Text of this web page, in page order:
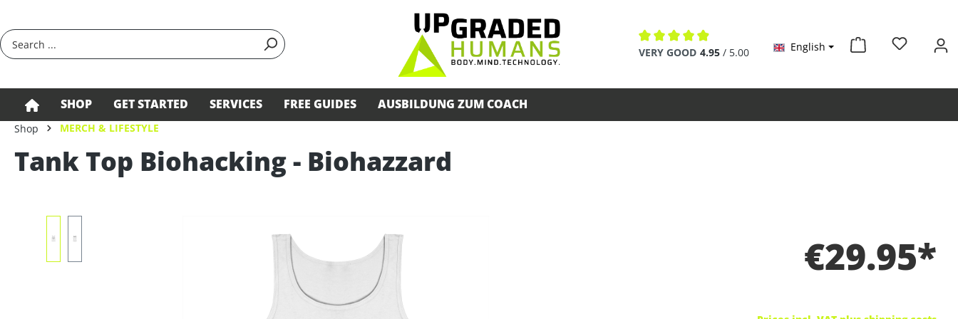
Average rating of 4.9 out of 5 stars
VERY GOOD 4.95 / 5.00 English
SHOP GET STARTED SERVICES FREE GUIDES AUSBILDUNG ZUM COACH
Shop MERCH & LIFESTYLE
Tank Top Biohacking - Biohazzard
€29.95*